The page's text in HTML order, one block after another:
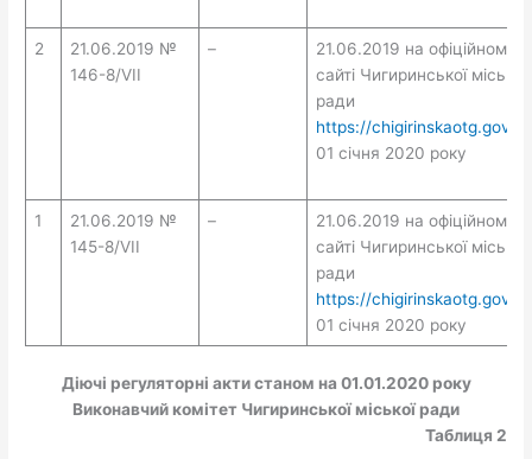
2
21.06.2019 №
146-8/VII
–
21.06.2019 на офіційному
сайті Чигиринської міської
ради
https://
01 січня 2020 року
1
21.06.2019 №
145-8/VII
–
21.06.2019 на офіційному
сайті Чигиринської міської
ради
https://
01 січня 2020 року
Діючі регуляторні акти станом на 01.01.2020 року
Виконавчий комітет Чигиринської міської ради
Таблиця 2